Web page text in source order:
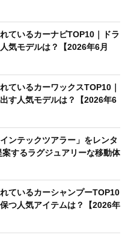
ているカーナビTOP10｜ドラ
気モデルは？【2026年6月
ているカーワックスTOP10｜
す人気モデルは？【2026年6
ンテックツアラー」をレンタ
するラグジュアリーな移動体
れているカーシャンプーTOP10
保つ人気アイテムは？【2026年